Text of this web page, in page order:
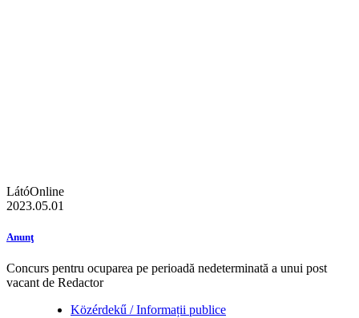
LátóOnline
2023.05.01
Anunţ
Concurs pentru ocuparea pe perioadă nedeterminată a unui post
vacant de Redactor
Közérdekű / Informații publice